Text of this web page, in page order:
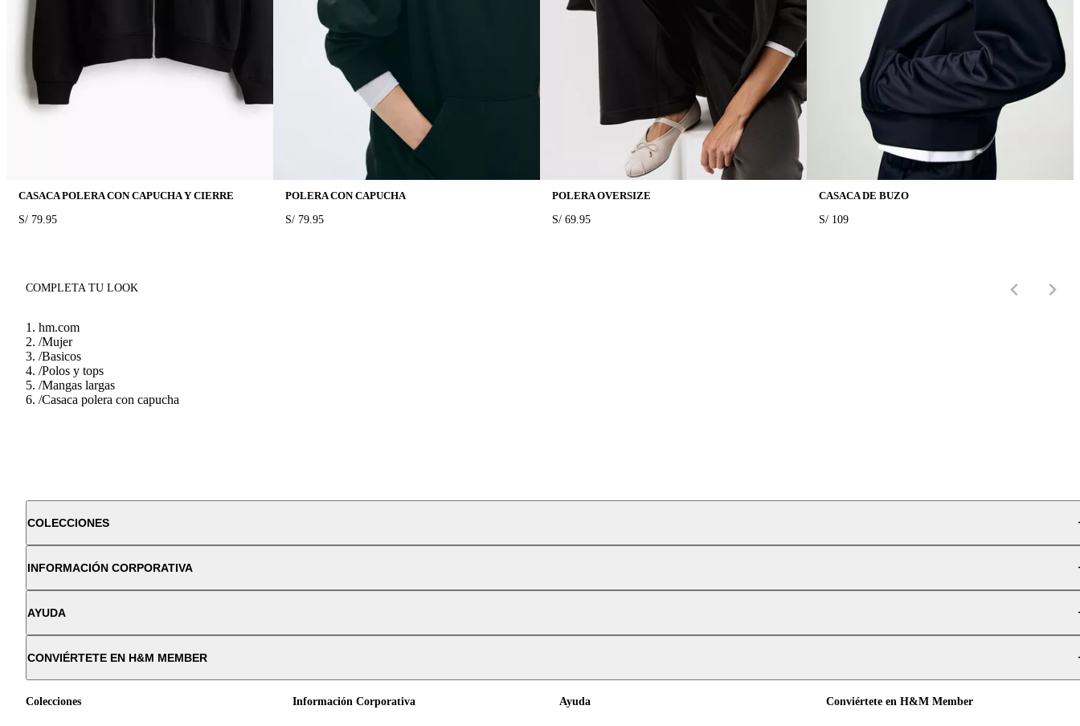
CASACA POLERA CON CAPUCHA Y CIERRE
PRICE:
S/ 79.95
POLERA CON CAPUCHA
PRICE:
S/ 79.95
POLERA OVERSIZE
PRICE:
S/ 69.95
CASACA DE BUZO
PRICE:
S/ 109
COMPLETA TU LOOK
hm.com
/Mujer
/Basicos
/Polos y tops
/Mangas largas
/Casaca polera con capucha
COLECCIONES
INFORMACIÓN CORPORATIVA
AYUDA
CONVIÉRTETE EN H&M MEMBER
Colecciones Información Corporativa Ayuda Conviértete en H&M Member